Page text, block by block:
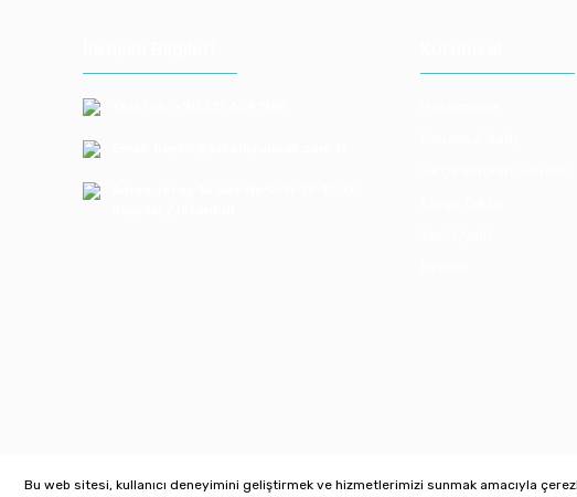
Bu web sitesi, kullanıcı deneyimini geliştirmek ve hizmetlerimizi sunmak amacıyla